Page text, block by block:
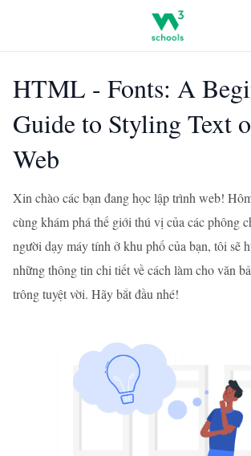
HTML - Fonts: A
Guide to Styling Text
Web
Xin chào các bạn đang học lập trình web!
cùng khám phá thế giới thú vị của các phông
người dạy máy tính ở khu phố của bạn, tôi sẽ
những thông tin chi tiết về cách làm cho văn
trông tuyệt vời. Hãy bắt đầu nhé!